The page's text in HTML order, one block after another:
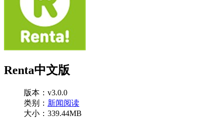
Renta中文版
版本：v3.0.0
类别： 新闻阅读
大小：339.44MB